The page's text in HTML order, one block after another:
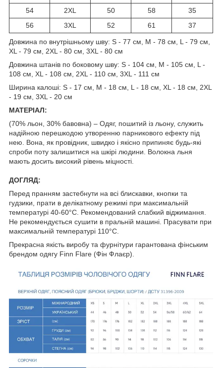
54
2XL 50 58
35
56
3XL 52 61 37
Довжина по внутрішньому шву: S - 77 см, M - 78 см, L - 79 см,
XL - 79 см, 2XL - 80 см, 3XL - 80 см
Довжина штанів по боковому шву: S - 104 см, M - 105 см, L -
108 см, XL - 108 см, 2XL - 110 см, 3XL - 111 см
Ширина калоші: S - 17 см, M - 18 см, L - 18 см, XL - 18 см, 2XL
- 19 см, 3XL - 20 см
МАТЕРІАЛ:
(70% льон, 30% бавовна) – Одяг, пошитий із льону, служить
надійною перешкодою утворенню парникового ефекту під
нею. Вона, як провідник, швидко і якісно припиняє будь-які
спроби поту залишитися на шкірі людини. Волокна льня
мають досить високий рівень міцності.
ДОГЛЯД:
Перед пранням застебнути на всі блискавки, кнопки та
гудзики, прати в делікатному режимі при максимальній
температурі 40-60°C. Рекомендований слабкий віджимання.
Не рекомендується сушити в пральній машині. Прасувати при
максимальній температурі 110°C.
Прекрасна якість виробу та фурнітури гарантована фінським
брендом одягу Finn Flare (Фін Флаєр).